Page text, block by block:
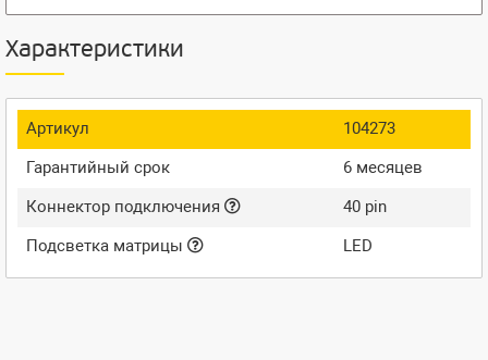
Характеристики
Артикул
104273
Гарантийный срок
6 месяцев
Коннектор подключения
40 pin
Подсветка матрицы
LED